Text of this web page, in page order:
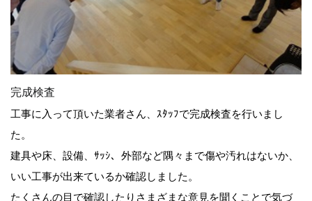
完成検査
工事に入って頂いた業者さん、ｽﾀｯﾌで完成検査を行いまし
た。
建具や床、設備、ｻｯｼ、外部など隅々まで傷や汚れはないか、
いい工事が出来ているか確認しました。
たくさんの目で確認したりさまざまな意見を聞くことで気づ